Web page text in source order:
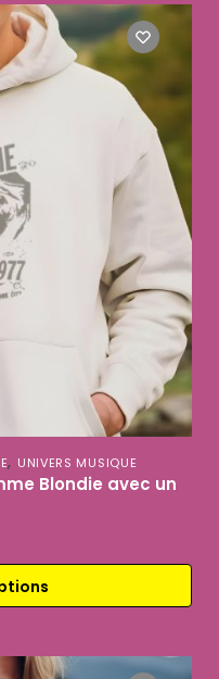
, UNIVERS MUSIQUE
Blondie avec un